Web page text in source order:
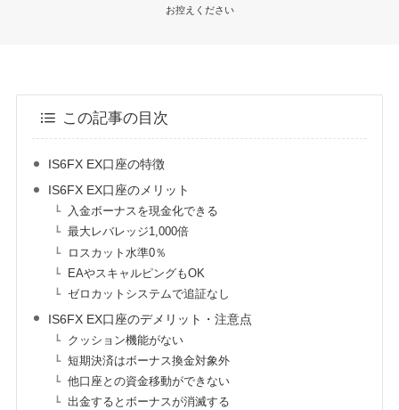
お控えください
この記事の目次
IS6FX EX口座の特徴
IS6FX EX口座のメリット
入金ボーナスを現金化できる
最大レバレッジ1,000倍
ロスカット水準0％
EAやスキャルピングもOK
ゼロカットシステムで追証なし
IS6FX EX口座のデメリット・注意点
クッション機能がない
短期決済はボーナス換金対象外
他口座との資金移動ができない
出金するとボーナスが消滅する